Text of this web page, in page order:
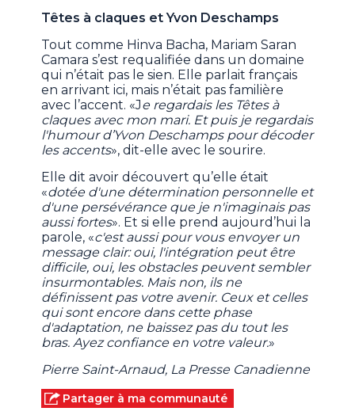
Têtes à claques et Yvon Deschamps
Tout comme Hinva Bacha, Mariam Saran
Camara s’est requalifiée dans un domaine
qui n’était pas le sien. Elle parlait français
en arrivant ici, mais n’était pas familière
avec l’accent. «Je regardais les Têtes à
claques avec mon mari. Et puis je regardais
l'humour d’Yvon Deschamps pour décoder
les accents», dit-elle avec le sourire.
Elle dit avoir découvert qu’elle était
«dotée d'une détermination personnelle et
d'une persévérance que je n'imaginais pas
aussi fortes». Et si elle prend aujourd’hui la
parole, «c'est aussi pour vous envoyer un
message clair: oui, l'intégration peut être
difficile, oui, les obstacles peuvent sembler
insurmontables. Mais non, ils ne
définissent pas votre avenir. Ceux et celles
qui sont encore dans cette phase
d'adaptation, ne baissez pas du tout les
bras. Ayez confiance en votre valeur.»
Pierre Saint-Arnaud, La Presse Canadienne
Partager à ma communauté